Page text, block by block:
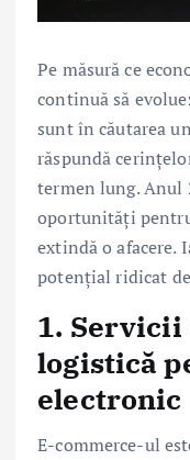
Pe măsură ce
continuă să
sunt în căutarea
răspundă
termen lung. Anul
oportunități pentru
extindă o afacere.
potențial ridicat
1. Servicii
logistică
electronic
E-commerce-ul